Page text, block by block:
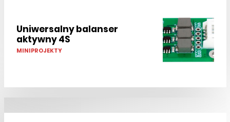
Uniwersalny balanser
aktywny 4S
MINIPROJEKTY